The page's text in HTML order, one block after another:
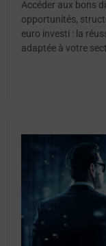
Accéder aux bons
opportunités,
euro investi : la
adaptée à votre